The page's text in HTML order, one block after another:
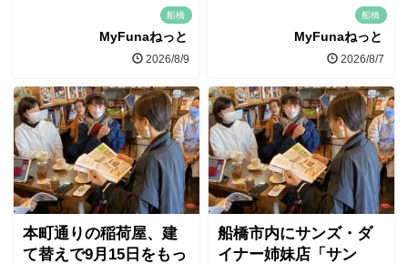
船橋
MyFunaねっと
2026/8/9
船橋
MyFunaねっと
2026/8/7
本町通りの稲荷屋、建
て替えで9月15日をもっ
船橋市内にサンズ・ダ
イナー姉妹店「サン